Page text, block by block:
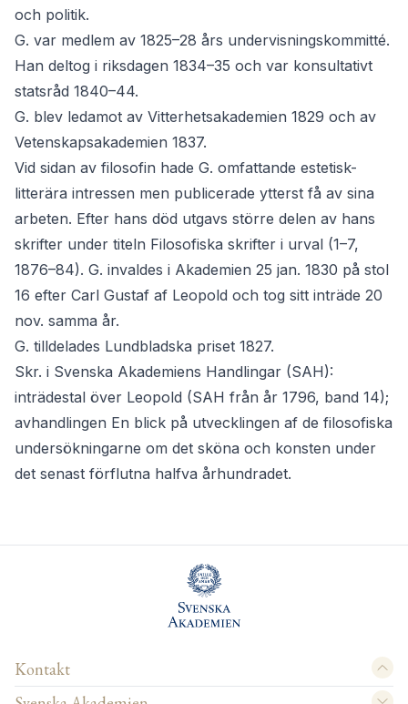
och politik.
G. var medlem av 1825–28 års undervisningskommitté.
Han deltog i riksdagen 1834–35 och var konsultativt
statsråd 1840–44.
G. blev ledamot av Vitterhetsakademien 1829 och av
Vetenskapsakademien 1837.
Vid sidan av filosofin hade G. omfattande estetisk-
litterära intressen men publicerade ytterst få av sina
arbeten. Efter hans död utgavs större delen av hans
skrifter under titeln Filosofiska skrifter i urval (1–7,
1876–84). G. invaldes i Akademien 25 jan. 1830 på stol
16 efter Carl Gustaf af Leopold och tog sitt inträde 20
nov. samma år.
G. tilldelades Lundbladska priset 1827.
Skr. i Svenska Akademiens Handlingar (SAH):
inträdestal över Leopold (SAH från år 1796, band 14);
avhandlingen En blick på utvecklingen af de filosofiska
undersökningarne om det sköna och konsten under
det senast förflutna halfva århundradet.
Kontakt